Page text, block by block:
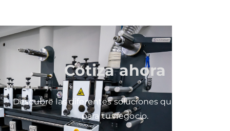
Cotiza ahora
Descubre las diferentes soluciones que tenemos
para tu negocio.